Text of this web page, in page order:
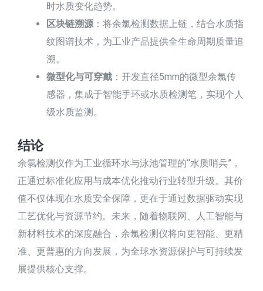
时水质变化趋势。
区块链溯源：将余氯检测数据上链，结合水质指
纹图谱技术，为工业产品提供全生命周期质量追
溯。
微型化与可穿戴 ：开发直径5mm的微型余氯传
感器，集成于智能手环或水质检测笔，实现个人
级水质监测。
结论
余氯检测仪作为工业循环水与泳池管理的“水质哨兵”，
正通过标准化应用与成本优化推动行业转型升级。其价
值不仅体现在水质安全保障，更在于通过数据驱动实现
工艺优化与资源节约。未来，随着物联网、人工智能与
新材料技术的深度融合，余氯检测仪将向更智能、更精
准、更普惠的方向发展，为全球水资源保护与可持续发
展提供核心支撑。